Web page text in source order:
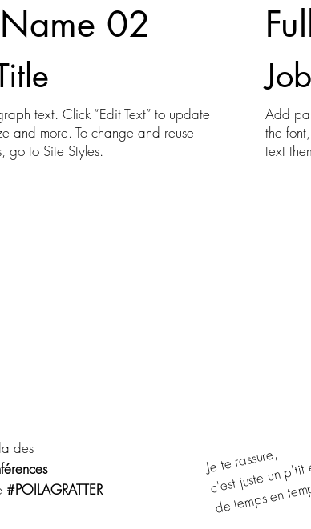
02
text. Click “Edit Text” to update
and more. To change and reuse
go to Site Styles.
Add
the
text
des
#POILAGRATTER
​Je te rassure,
c'est juste un
de temps en